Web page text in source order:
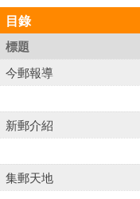
目錄
標題
今郵報導
新郵介紹
集郵天地